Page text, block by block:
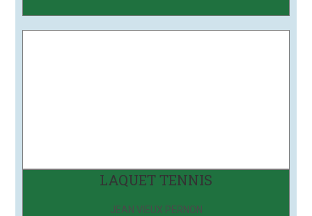
LAQUET TENNIS
JEAN VIEUX PERNON